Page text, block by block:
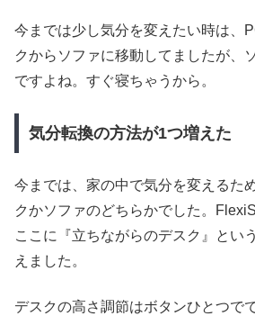
今までは少し気分を変えたい時は、
クからソファに移動してましたが、
ですよね。すぐ寝ちゃうから。
気分転換の方法が1つ増えた
今までは、家の中で気分を変えるた
クかソファのどちらかでした。
ここに『立ちながらのデスク』とい
えました。
デスクの高さ調節はボタンひとつで